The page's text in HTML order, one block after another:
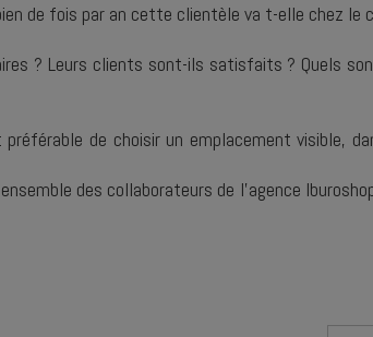
de fois par an cette clientèle va t-elle chez le
? Leurs clients sont-ils satisfaits ? Quels
de choisir un emplacement visible,
des collaborateurs de l’agence